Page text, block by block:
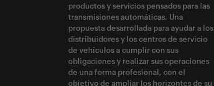
productos y servicios pensados para las
transmisiones automáticas. Una
propuesta desarrollada para ayudar a los
distribuidores y los centros de servicio
de vehículos a cumplir con sus
obligaciones y realizar sus operaciones
de una forma profesional, con el
objetivo de ampliar los horizontes de su